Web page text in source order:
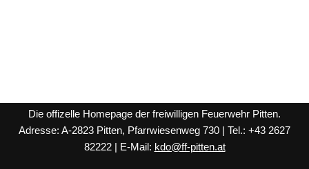
Die offizelle Homepage der freiwilligen Feuerwehr Pitten.
Adresse: A-2823 Pitten, Pfarrwiesenweg 730 | Tel.: +43 2627
82222 | E-Mail: kdo@ff-pitten.at